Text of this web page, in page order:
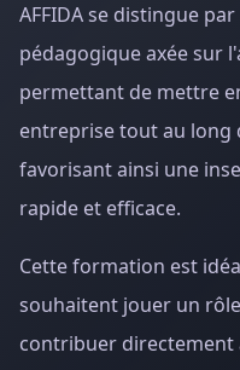
AFFIDA se distingue
pédagogique axée sur
permettant de mettre
entreprise tout au long
favorisant ainsi une
rapide et efficace.
Cette formation est
souhaitent jouer un
contribuer directement